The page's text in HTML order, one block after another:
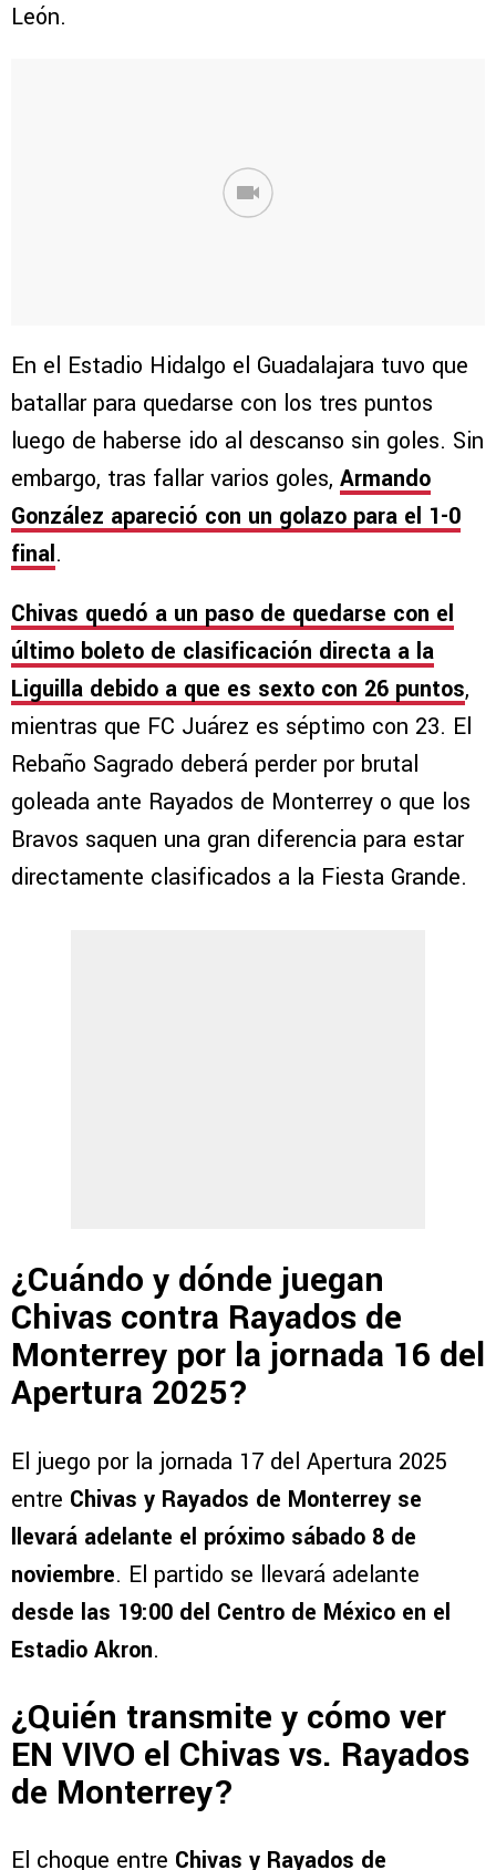
León.
En el Estadio Hidalgo el Guadalajara tuvo que
batallar para quedarse con los tres puntos
luego de haberse ido al descanso sin goles. Sin
embargo, tras fallar varios goles, Armando
González apareció con un golazo para el 1-0
final.
Chivas quedó a un paso de quedarse con el
último boleto de clasificación directa a la
Liguilla debido a que es sexto con 26 puntos,
mientras que FC Juárez es séptimo con 23. El
Rebaño Sagrado deberá perder por brutal
goleada ante Rayados de Monterrey o que los
Bravos saquen una gran diferencia para estar
directamente clasificados a la Fiesta Grande.
¿Cuándo y dónde juegan
Chivas contra Rayados de
Monterrey por la jornada 16 del
Apertura 2025?
El juego por la jornada 17 del Apertura 2025
entre Chivas y Rayados de Monterrey se
llevará adelante el próximo sábado 8 de
noviembre. El partido se llevará adelante
desde las 19:00 del Centro de México en el
Estadio Akron.
¿Quién transmite y cómo ver
EN VIVO el Chivas vs. Rayados
de Monterrey?
El choque entre Chivas y Rayados de